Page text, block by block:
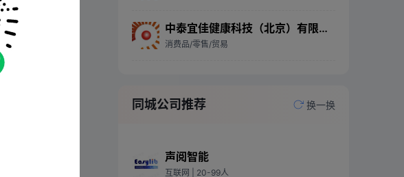
中泰宜佳健康科技（北京）有限责任公司北京市第一分公司
消费品/零售/贸易
同城公司推荐 换一换
声阅智能
互联网 | 20-99人